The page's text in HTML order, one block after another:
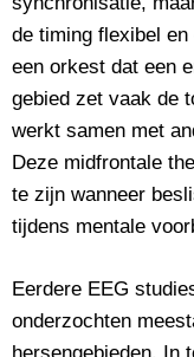
de timing flexibel
een orkest dat een
gebied zet vaak de
werkt samen met
Deze midfrontale
te zijn wanneer
tijdens mentale
Eerdere EEG
onderzochten